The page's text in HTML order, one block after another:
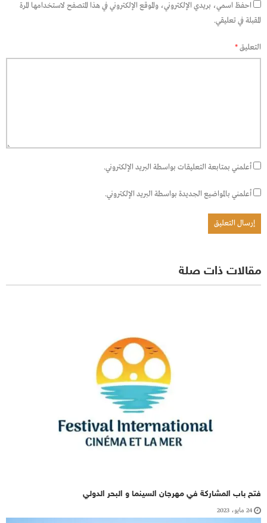
احفظ اسمي، بريدي الإلكتروني، والموقع الإلكتروني في هذا المتصفح لاستخدامها المرة
المقبلة في تعليقي.
التعليق*
أعلمني بمتابعة التعليقات بواسطة البريد الإلكتروني.
أعلمني بالمواضيع الجديدة بواسطة البريد الإلكتروني.
مقالات ذات صلة
فتح باب المشاركة في مهرجان السينما و البحر الدولي
24 مايو، 2023